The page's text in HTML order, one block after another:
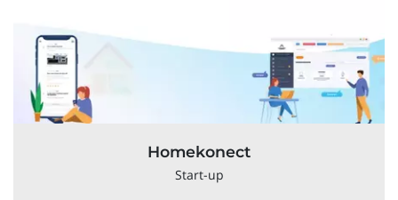
Homekonect
Start-up